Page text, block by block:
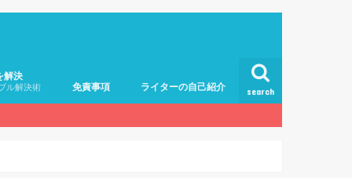
search
解決
ル解決術 免責事項 ライターの自己紹介